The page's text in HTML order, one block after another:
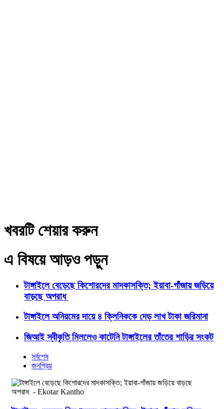
খবরটি শেয়ার করুন
এ বিষয়ে আড়ও পড়ুন
টাঙ্গাইলে বেড়েছে কিশোরদের মাদকাসক্তি; ইয়াবা-গাঁজায় জড়িয়ে
বাড়ছে অপরাধ
টাঙ্গাইলে অনিয়মের দায়ে ৪ ক্লিনিককে দেড় লাখ টাকা জরিমানা
জিআই স্বীকৃতি মিললেও কাটেনি টাঙ্গাইলের তাঁতের শাড়ির সংকট
সর্বশেষ
জনপ্রিয়